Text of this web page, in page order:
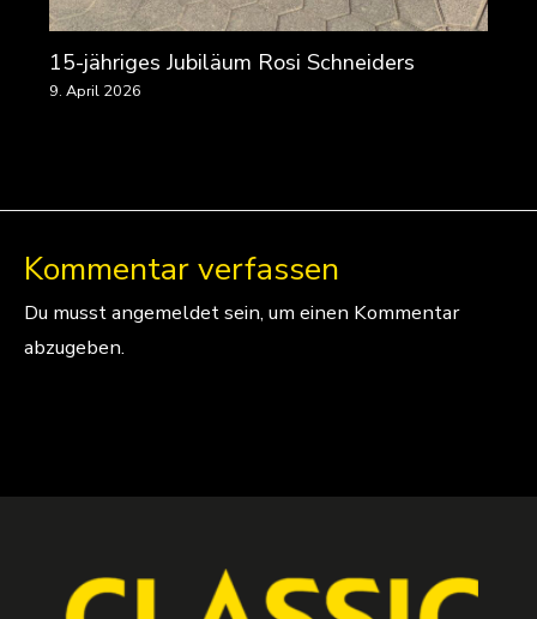
15-jähriges Jubiläum Rosi Schneiders
9. April 2026
Kommentar verfassen
Du musstangemeldetsein, um einen Kommentar
abzugeben.